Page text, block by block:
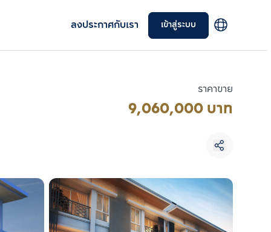
ลงประกาศกับเรา เข้าสู่ระบบ
ราคาขาย
9,060,000 บาท
ลือกยูนิตเพื่อเปรียบเทียบ
อกได้สูงสุด 3 รายการ
เปรียบเทียบ